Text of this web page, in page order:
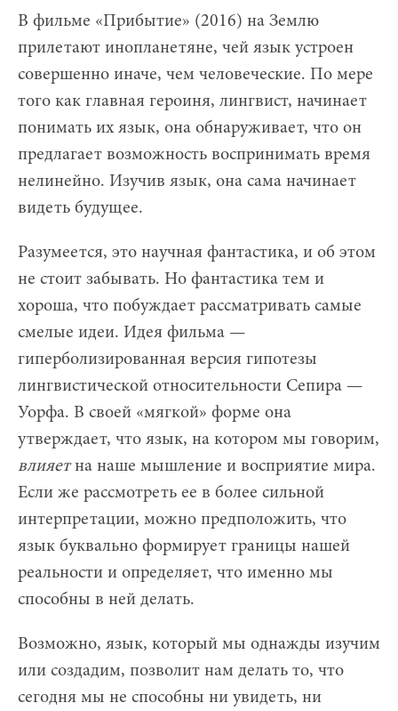
В фильме «Прибытие» (2016) на Землю
прилетают инопланетяне, чей язык устроен
совершенно иначе, чем человеческие. По мере
того как главная героиня, лингвист, начинает
понимать их язык, она обнаруживает, что он
предлагает возможность воспринимать время
нелинейно. Изучив язык, она сама начинает
видеть будущее.
Разумеется, это научная фантастика, и об этом
не стоит забывать. Но фантастика тем и
хороша, что побуждает рассматривать самые
смелые идеи. Идея фильма —
гиперболизированная версия гипотезы
лингвистической относительности Сепира —
Уорфа. В своей «мягкой» форме она
утверждает, что язык, на котором мы говорим,
влияетна наше мышление и восприятие мира.
Если же рассмотреть ее в более сильной
интерпретации, можно предположить, что
язык буквально формирует границы нашей
реальности и определяет, что именно мы
способны в ней делать.
Возможно, язык, который мы однажды изучим
или создадим, позволит нам делать то, что
сегодня мы не способны ни увидеть, ни